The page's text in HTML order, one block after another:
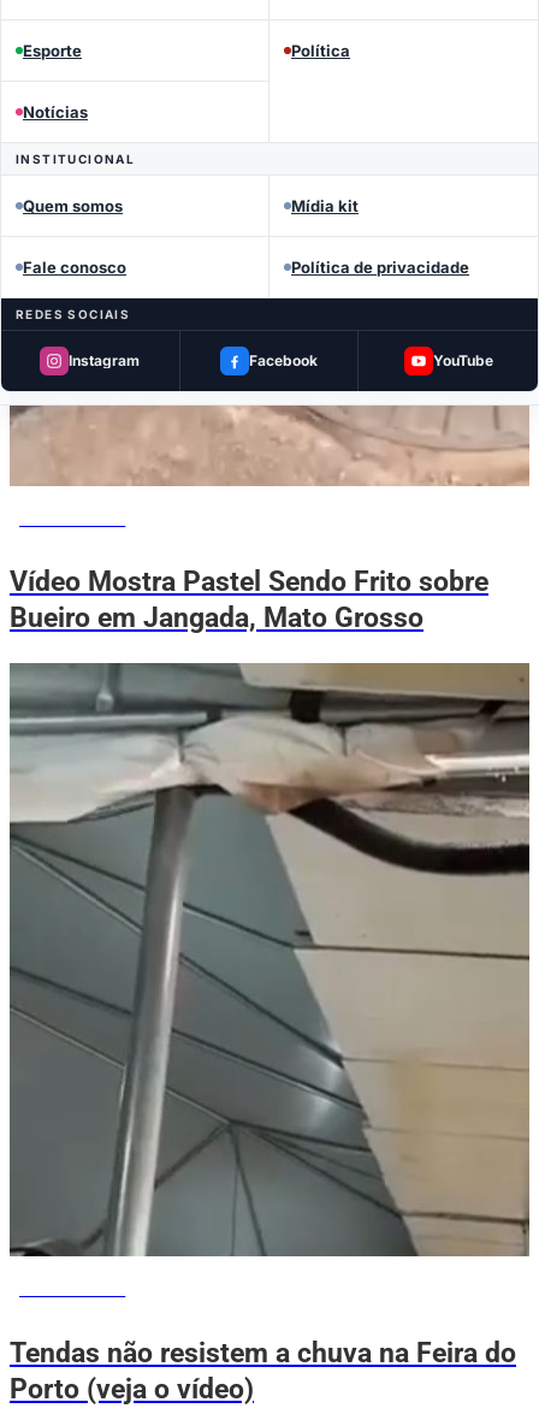
Esporte Política
Notícias
INSTITUCIONAL
Quem somos Mídia kit
Fale conosco Política de privacidade
REDES SOCIAIS
Instagram Facebook YouTube
Vídeo Mostra Pastel Sendo Frito sobre
Bueiro em Jangada, Mato Grosso
Tendas não resistem a chuva na Feira do
Porto (veja o vídeo)